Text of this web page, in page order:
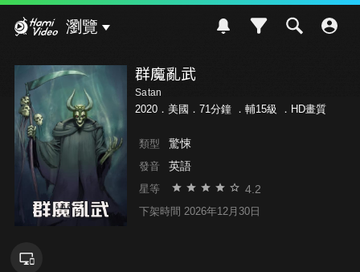
瀏覽
群魔亂武
Satan
2020．美國．71分鐘 ． 輔15級 ．HD畫質
類型 驚悚
發音 英語
星等 4.2
下架時間 2026年12月30日